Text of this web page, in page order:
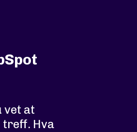
vet at
treff. Hva